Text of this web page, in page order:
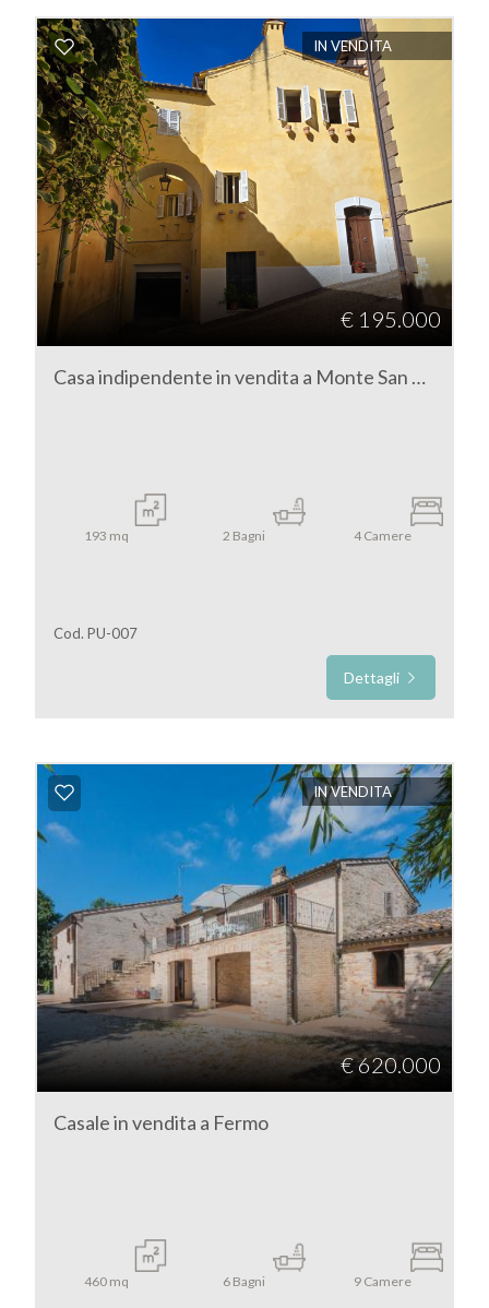
IN VENDITA
€ 195.000
Casa indipendente in vendita a Monte San Martino
193 mq 2 Bagni 4Camere
Cod. PU-007
Dettagli
IN VENDITA
€ 620.000
Casale in vendita a Fermo
460 mq 6 Bagni 9Camere
Ascensore
Arredato
Nuova costruzione
Lusso